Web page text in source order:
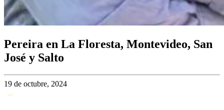
Pereira en La Floresta, Montevideo, San
José y Salto
19 de octubre, 2024